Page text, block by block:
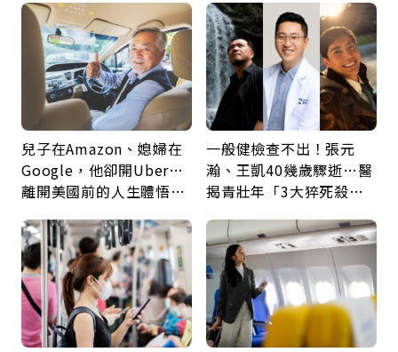
兒子在Amazon、媳婦在
Google，他卻開Uber…
離開美國前的人生體悟：
一般健檢查不出！張元
瀚、王凱40幾歲驟逝…醫
揭青壯年「3大猝死殺
雷